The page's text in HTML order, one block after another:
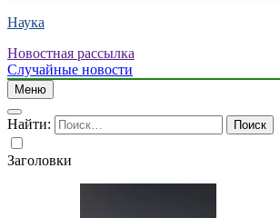
Наука
Новостная рассылка
Случайные новости
Меню
Найти:
Заголовки